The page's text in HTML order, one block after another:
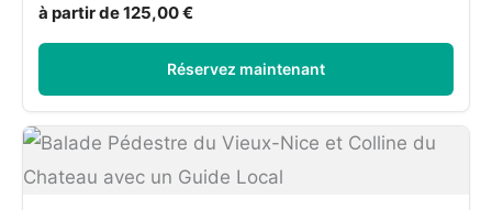
à partir de 125,00 €
Réservez maintenant